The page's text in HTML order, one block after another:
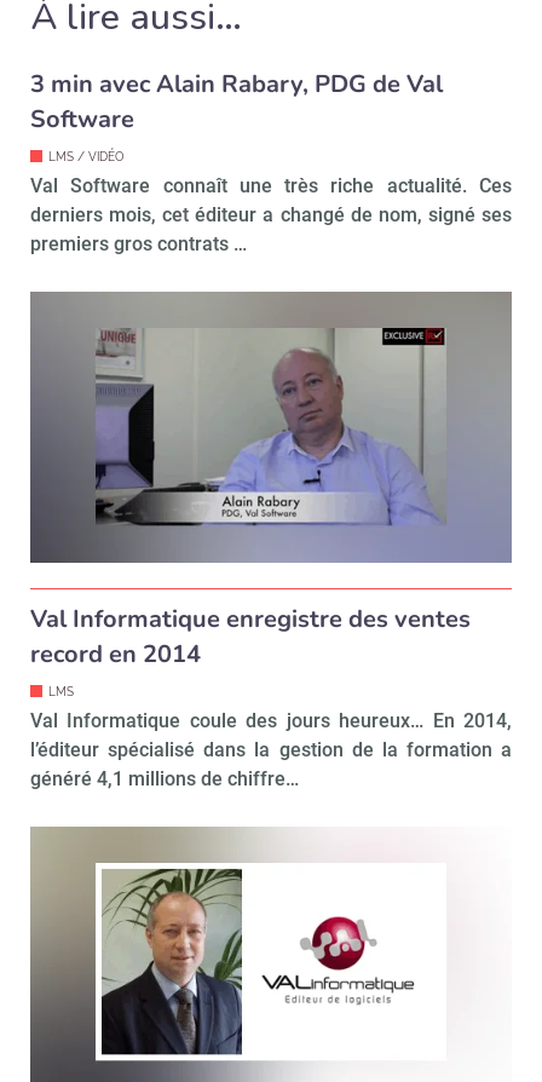
À lire aussi…
3 min avec Alain Rabary, PDG de Val
Software
LMS / VIDÉO
Val Software connaît une très riche actualité. Ces
derniers mois, cet éditeur a changé de nom, signé ses
premiers gros contrats …
Val Informatique enregistre des ventes
record en 2014
LMS
Val Informatique coule des jours heureux… En 2014,
l’éditeur spécialisé dans la gestion de la formation a
généré 4,1 millions de chiffre…
Non merci, je reçois déjà
!
Je déciderai plus
tard